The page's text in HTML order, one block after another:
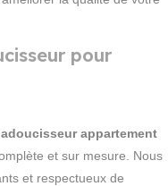
pour
appartement
et sur mesure. Nous
et respectueux de